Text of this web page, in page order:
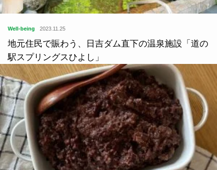
Well-being 2023.11.25
地元住民で賑わう、日吉ダム直下の温泉施設「道の
駅スプリングスひよし」